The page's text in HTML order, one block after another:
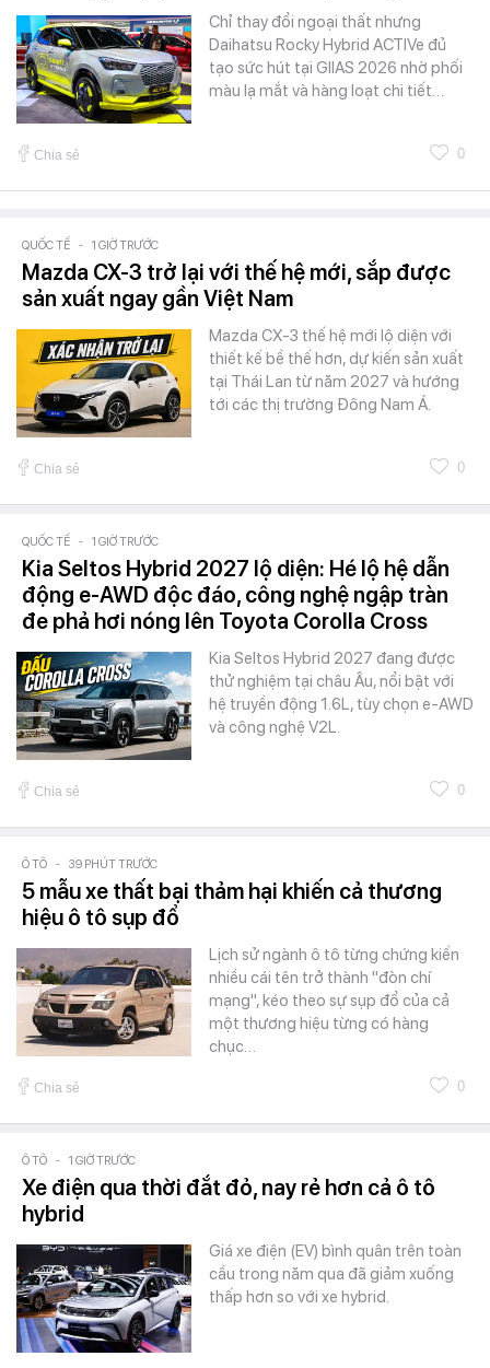
Chỉ thay đổi ngoại thất nhưng
Daihatsu Rocky Hybrid ACTIVe đủ
tạo sức hút tại GIIAS 2026 nhờ phối
màu lạ mắt và hàng loạt chi tiết…
Chia sẻ 0
QUỐC TẾ - 1 GIỜ TRƯỚC
Mazda CX-3 trở lại với thế hệ mới, sắp được
sản xuất ngay gần Việt Nam
Mazda CX-3 thế hệ mới lộ diện với
thiết kế bề thế hơn, dự kiến sản xuất
tại Thái Lan từ năm 2027 và hướng
tới các thị trường Đông Nam Á.
Chia sẻ 0
QUỐC TẾ - 1 GIỜ TRƯỚC
Kia Seltos Hybrid 2027 lộ diện: Hé lộ hệ dẫn
động e-AWD độc đáo, công nghệ ngập tràn
đe phả hơi nóng lên Toyota Corolla Cross
Kia Seltos Hybrid 2027 đang được
thử nghiệm tại châu Âu, nổi bật với
hệ truyền động 1.6L, tùy chọn e-AWD
và công nghệ V2L.
Chia sẻ 0
Ô TÔ - 39 PHÚT TRƯỚC
5 mẫu xe thất bại thảm hại khiến cả thương
hiệu ô tô sụp đổ
Lịch sử ngành ô tô từng chứng kiến
nhiều cái tên trở thành "đòn chí
mạng", kéo theo sự sụp đổ của cả
một thương hiệu từng có hàng
chục…
Chia sẻ 0
Ô TÔ - 1 GIỜ TRƯỚC
Xe điện qua thời đắt đỏ, nay rẻ hơn cả ô tô
hybrid
Giá xe điện (EV) bình quân trên toàn
cầu trong năm qua đã giảm xuống
thấp hơn so với xe hybrid.